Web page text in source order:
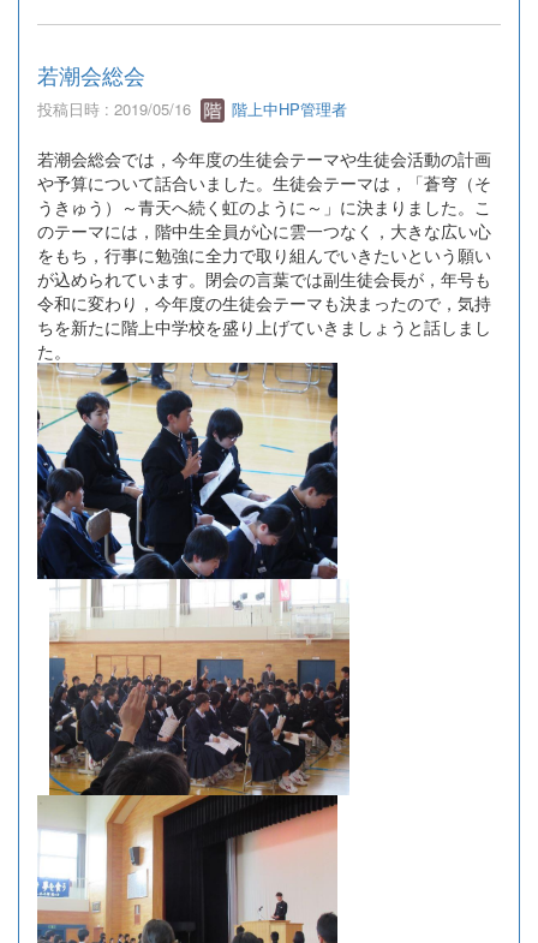
若潮会総会
投稿日時 : 2019/05/16 階上中HP管理者
若潮会総会では，今年度の生徒会テーマや生徒会活動の計画
や予算について話合いました。生徒会テーマは，「蒼穹（そ
うきゅう）～青天へ続く虹のように～」に決まりました。こ
のテーマには，階中生全員が心に雲一つなく，大きな広い心
をもち，行事に勉強に全力で取り組んでいきたいという願い
が込められています。閉会の言葉では副生徒会長が，年号も
令和に変わり，今年度の生徒会テーマも決まったので，気持
ちを新たに階上中学校を盛り上げていきましょうと話しまし
た。